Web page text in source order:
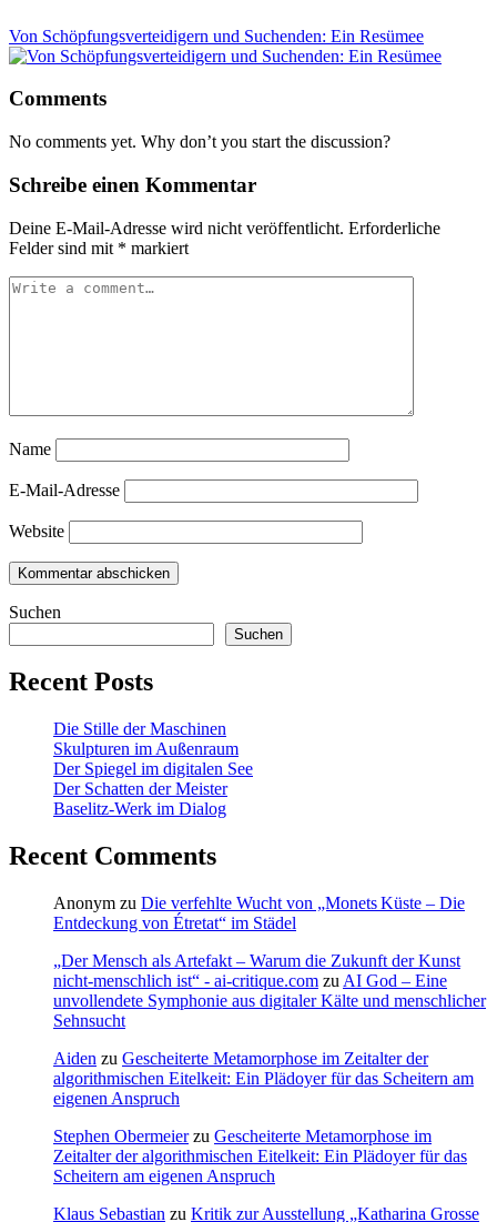
Von Schöpfungsverteidigern und Suchenden: Ein Resümee
Comments
No comments yet. Why don’t you start the discussion?
Schreibe einen Kommentar
Deine E-Mail-Adresse wird nicht veröffentlicht. Erforderliche
Felder sind mit * markiert
Name
E-Mail-Adresse
Website
Suchen
Suchen
Recent Posts
Die Stille der Maschinen
Skulpturen im Außenraum
Der Spiegel im digitalen See
Der Schatten der Meister
Baselitz‑Werk im Dialog
Recent Comments
Anonym zu Die verfehlte Wucht von „Monets Küste – Die
Entdeckung von Étretat“ im Städel
„Der Mensch als Artefakt – Warum die Zukunft der Kunst
nicht-menschlich ist“ - ai-critique.com zu AI God – Eine
unvollendete Symphonie aus digitaler Kälte und menschlicher
Sehnsucht
Aiden zu Gescheiterte Metamorphose im Zeitalter der
algorithmischen Eitelkeit: Ein Plädoyer für das Scheitern am
eigenen Anspruch
Stephen Obermeierzu Gescheiterte Metamorphose im
Zeitalter der algorithmischen Eitelkeit: Ein Plädoyer für das
Scheitern am eigenen Anspruch
Klaus Sebastian zu Kritik zur Ausstellung „Katharina Grosse